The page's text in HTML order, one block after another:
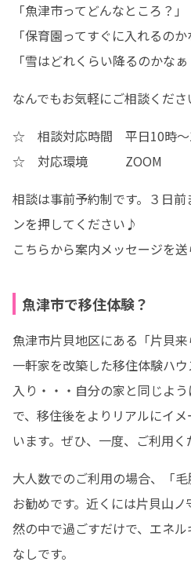
「魚津市ってどんなところ？」
「保育園ってすぐに入れるのか
「雪はどれくらい降るのかなぁ
なんでもお気軽にご相談くださ
☆　相談対応時間　平日10時
☆　対応環境　　　ZOOM
相談は事前予約制です。３日
ンを押してください♪
こちらから案内メッセージを送
魚津市で移住体験？
魚津市片貝地区にある「片貝来
一軒家を改築した移住体験ハ
入り・・・自分の家と同じよ
で、移住後をよりリアルにイ
います。ぜひ、一度、ご利用
大人数でのご利用の場合、「
お勧めです。近くには片貝山
然の中で過ごすだけで、エネ
なしです。